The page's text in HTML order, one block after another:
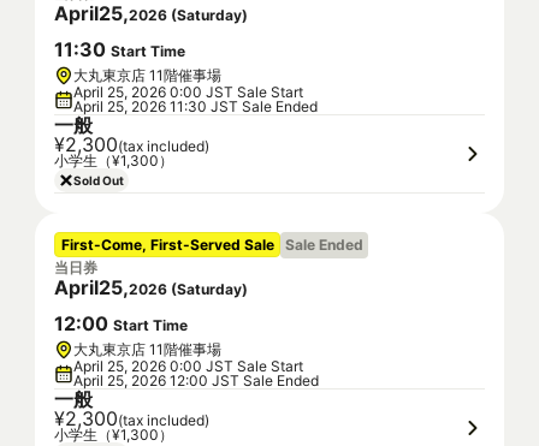
April25,2026 (Saturday)
11:30 Start Time
大丸東京店 11階催事場
April 25, 2026 0:00 JST Sale Start
April 25, 2026 11:30 JST Sale Ended
一般
¥2,300(tax included)
小学生（¥1,300）
Sold Out
First-Come, First-Served Sale Sale Ended
当日券
April25,2026 (Saturday)
12:00 Start Time
大丸東京店 11階催事場
April 25, 2026 0:00 JST Sale Start
April 25, 2026 12:00 JST Sale Ended
一般
¥2,300(tax included)
小学生（¥1,300）